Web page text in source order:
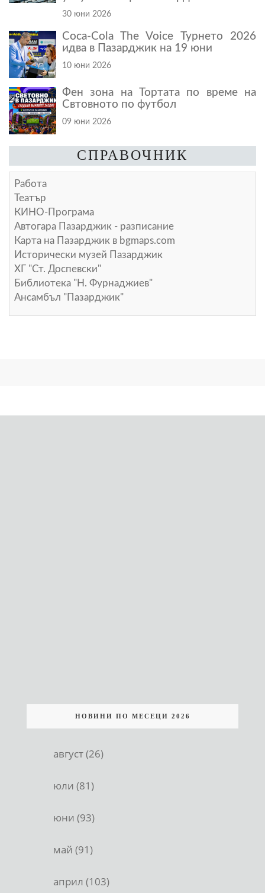
30 юни 2026
Coca-Cola The Voice Турнето 2026
идва в Пазарджик на 19 юни
10 юни 2026
Фен зона на Тортата по време на
Свтовното по футбол
09 юни 2026
СПРАВОЧНИК
Работа
Театър
КИНО-Програма
Автогара Пазарджик - разписание
Карта на Пазарджик в bgmaps.com
Исторически музей Пазарджик
ХГ "Ст. Доспевски"
Библиотека "Н. Фурнаджиев"
Ансамбъл "Пазарджик"
НОВИНИ ПО МЕСЕЦИ 2026
август (26)
юли (81)
юни (93)
май (91)
април (103)